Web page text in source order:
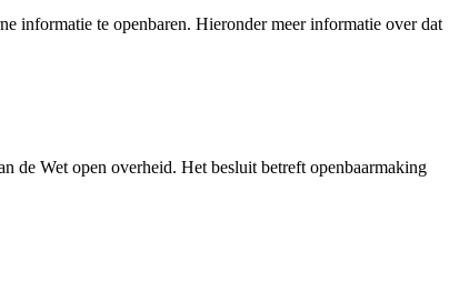
informatie te openbaren. Hieronder meer informatie over dat
de Wet open overheid. Het besluit betreft openbaarmaking